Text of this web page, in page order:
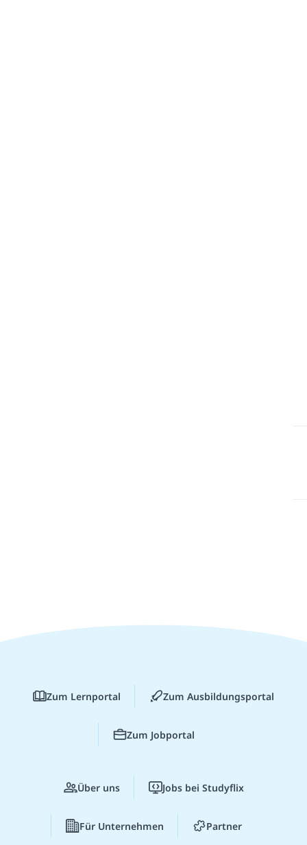
Zum Lernportal Zum Ausbildungsportal
Zum Jobportal
Über uns Jobs bei Studyflix
Für Unternehmen Partner